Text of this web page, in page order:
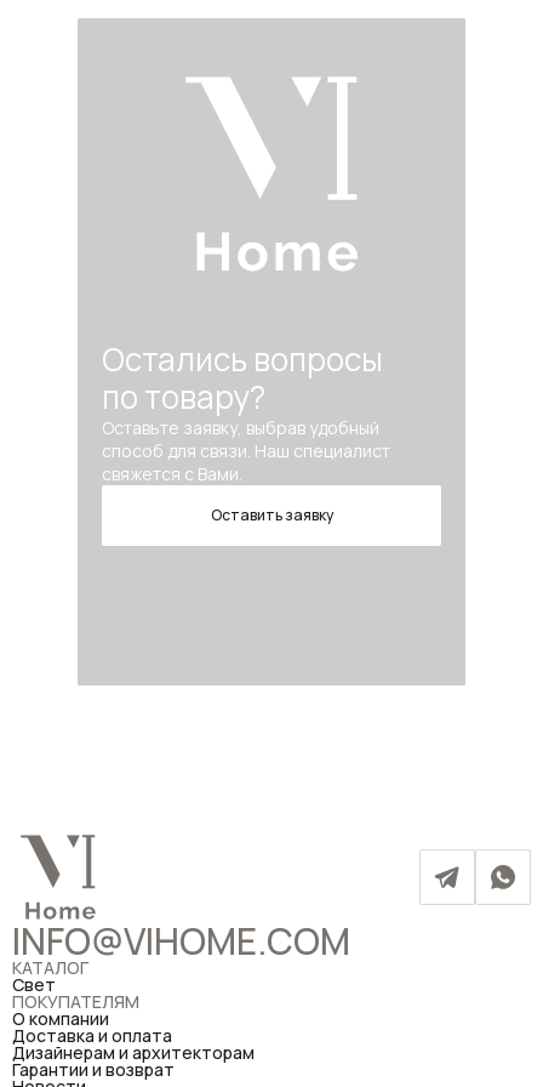
Остались вопросы
по товару?
Оставьте заявку, выбрав удобный
способ для связи. Наш специалист
свяжется с Вами.
Оставить заявку
INFO@VIHOME.COM
КАТАЛОГ
Свет
ПОКУПАТЕЛЯМ
О компании
Доставка и оплата
Дизайнерам и архитекторам
Гарантии и возврат